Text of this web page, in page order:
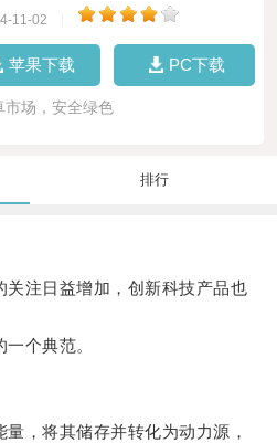
11-02
苹果下载 PC下载
市场，安全绿色
排行
注日益增加，创新科技产品也
个典范。
，将其储存并转化为动力源，